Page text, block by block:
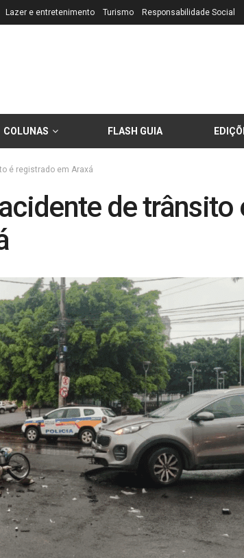
Lazer e entretenimento Turismo Responsabilidade Social
COLUNAS FLASH GUIA
é registrado em Araxá
de trânsito